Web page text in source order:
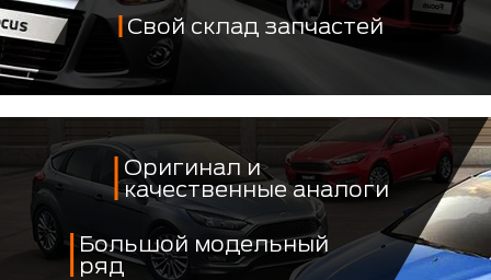
Свой склад запчастей
Оригинал и
качественные аналоги
Большой модельный
ряд